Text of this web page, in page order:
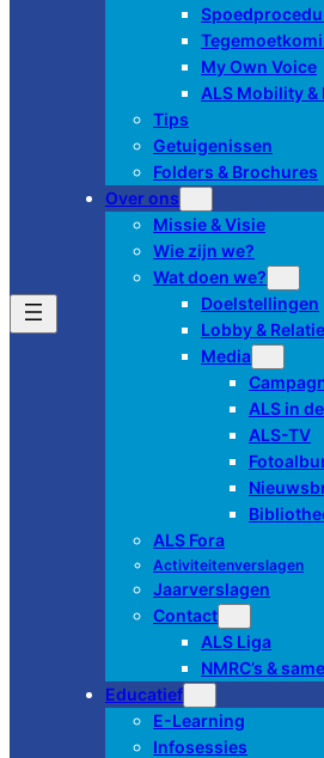
My Own Voice
ALS Mobility
Tips
Getuigenissen
Folders & Brochures
Over ons
Missie & Visie
Wie zijn we?
Wat doen we?
Doelstellingen
Lobby &
Media
ALS in
ALS-TV
ALS Fora
Activiteitenverslagen
Jaarverslagen
Contact
ALS Liga
NMRC’s &
Educatief
E-Learning
Infosessies